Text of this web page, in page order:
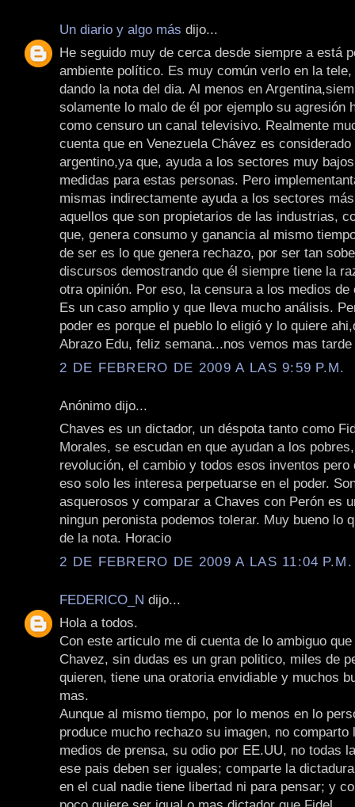
Un diario y algo más dijo...
He seguido muy de cerca desde siempre a está
ambiente político. Es muy común verlo en la
dando la nota del dia. Al menos en
solamente lo malo de él por ejemplo su agresión
como censuro un canal televisivo. Realmente
cuenta que en Venezuela Chávez es considerado
argentino,ya que, ayuda a los sectores muy
medidas para estas personas. Pero
mismas indirectamente ayuda a los sectores
aquellos que son propietarios de las industrias,
que, genera consumo y ganancia al mismo
de ser es lo que genera rechazo, por ser tan
discursos demostrando que él siempre tiene la
otra opinión. Por eso, la censura a los medios de
Es un caso amplio y que lleva mucho análisis.
poder es porque el pueblo lo eligió y lo quiere
Abrazo Edu, feliz semana...nos vemos mas tarde
2 DE FEBRERO DE 2009 A LAS 9:59 P.M.
Anónimo dijo...
Chaves es un dictador, un déspota tanto como
Morales, se escudan en que ayudan a los
revolución, el cambio y todos esos inventos pero
eso solo les interesa perpetuarse en el poder.
asquerosos y comparar a Chaves con Perón es
ningun peronista podemos tolerar. Muy bueno lo
de la nota. Horacio
2 DE FEBRERO DE 2009 A LAS 11:04 P.M.
FEDERICO_N dijo...
Hola a todos.
Con este articulo me di cuenta de lo ambiguo
Chavez, sin dudas es un gran politico, miles de
quieren, tiene una oratoria envidiable y muchos
mas.
Aunque al mismo tiempo, por lo menos en lo
produce mucho rechazo su imagen, no comparto
medios de prensa, su odio por EE.UU, no todas
ese pais deben ser iguales; comparte la
en el cual nadie tiene libertad ni para pensar; y